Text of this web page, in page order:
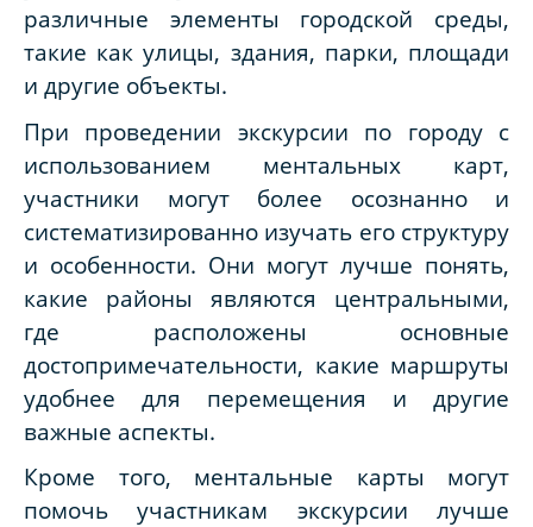
различные элементы городской среды,
такие как улицы, здания, парки, площади
и другие объекты.
При проведении экскурсии по городу с
использованием ментальных карт,
участники могут более осознанно и
систематизированно изучать его структуру
и особенности. Они могут лучше понять,
какие районы являются центральными,
где расположены основные
достопримечательности, какие маршруты
удобнее для перемещения и другие
важные аспекты.
Кроме того, ментальные карты могут
помочь участникам экскурсии лучше